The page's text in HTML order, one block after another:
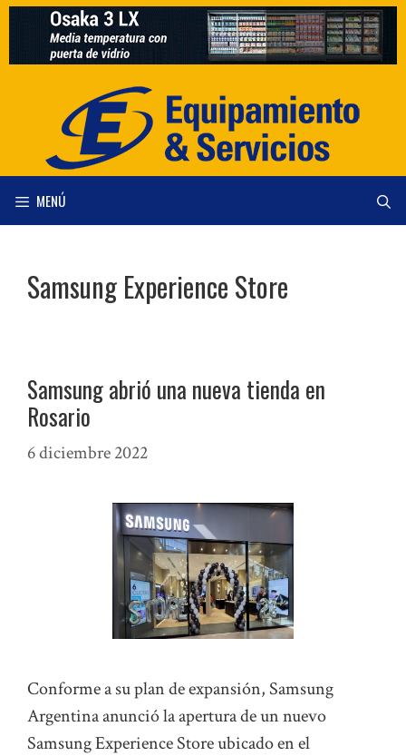
Saltar
contenido
MENÚ
Samsung Experience Store
Samsung abrió una nueva tienda en
Rosario
6 diciembre 2022
Conforme a su plan de expansión, Samsung
Argentina anunció la apertura de un nuevo
Samsung Experience Store ubicado en el